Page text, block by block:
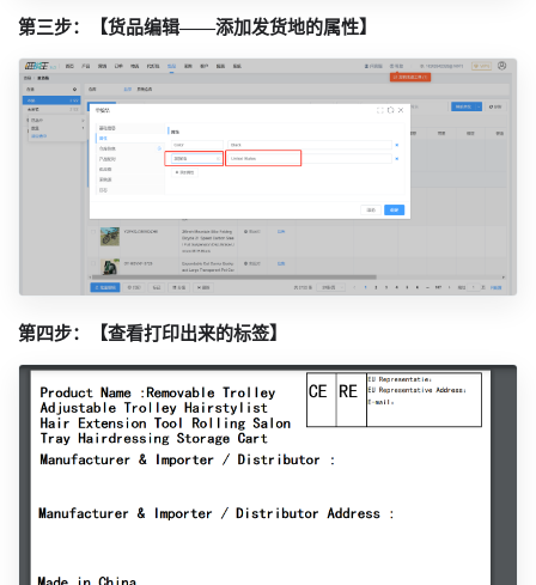
第三步：【货品编辑——添加发货地的属性】
第四步：【查看打印出来的标签】